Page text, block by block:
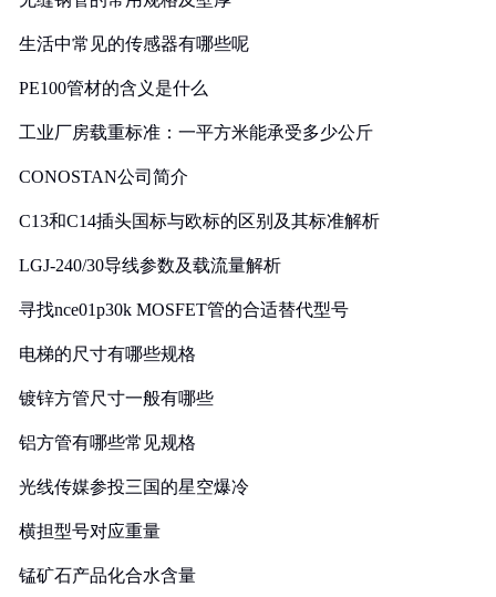
生活中常见的传感器有哪些呢
PE100管材的含义是什么
工业厂房载重标准：一平方米能承受多少公斤
CONOSTAN公司简介
C13和C14插头国标与欧标的区别及其标准解析
LGJ-240/30导线参数及载流量解析
寻找nce01p30k MOSFET管的合适替代型号
电梯的尺寸有哪些规格
镀锌方管尺寸一般有哪些
铝方管有哪些常见规格
光线传媒参投三国的星空爆冷
横担型号对应重量
锰矿石产品化合水含量